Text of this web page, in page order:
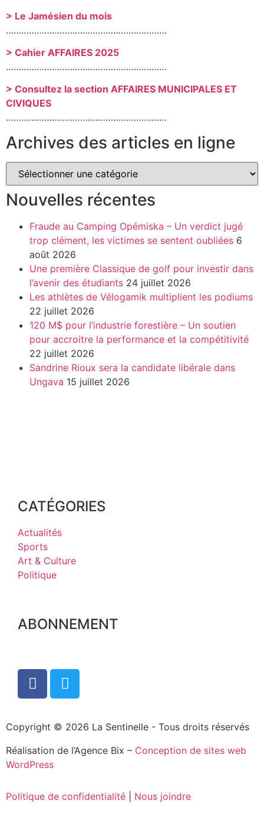
> Le Jamésien du mois
………………………………………………………
> Cahier AFFAIRES 2025
………………………………………………………
> Consultez la section AFFAIRES MUNICIPALES ET
CIVIQUES
………………………………………………………
Archives des articles en ligne
Nouvelles récentes
Fraude au Camping Opémiska – Un verdict jugé
trop clément, les victimes se sentent oubliées 6
août 2026
Une première Classique de golf pour investir dans
l’avenir des étudiants 24 juillet 2026
Les athlètes de Vélogamik multiplient les podiums
22 juillet 2026
120 M$ pour l’industrie forestière – Un soutien
pour accroitre la performance et la compétitivité
22 juillet 2026
Sandrine Rioux sera la candidate libérale dans
Ungava 15 juillet 2026
CATÉGORIES
Actualités
Sports
Art & Culture
Politique
ABONNEMENT
Copyright © 2026 La Sentinelle - Tous droits réservés
Réalisation de l’Agence Bix – Conception de sites web
WordPress
Politique de confidentialité Nous joindre